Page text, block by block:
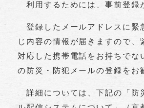
利用するためには、事前登録
登録したメールアドレスに緊
じ内容の情報が届きますので、
対応した携帯電話をお持ちでな
の防災・防犯メールの登録をお
詳細については、下記の「防